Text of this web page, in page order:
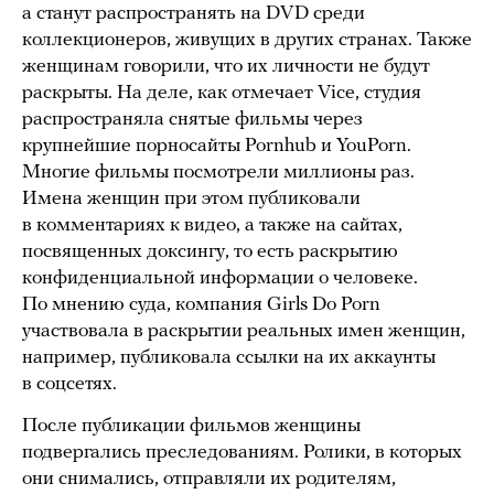
а станут распространять на DVD среди
коллекционеров, живущих в других странах. Также
женщинам говорили, что их личности не будут
раскрыты. На деле, как отмечает Vice, студия
распространяла снятые фильмы через
крупнейшие порносайты Pornhub и YouPorn.
Многие фильмы посмотрели миллионы раз.
Имена женщин при этом публиковали
в комментариях к видео, а также на сайтах,
посвященных доксингу, то есть раскрытию
конфиденциальной информации о человеке.
По мнению суда, компания Girls Do Porn
участвовала в раскрытии реальных имен женщин,
например, публиковала ссылки на их аккаунты
в соцсетях.
После публикации фильмов женщины
подвергались преследованиям. Ролики, в которых
они снимались, отправляли их родителям,